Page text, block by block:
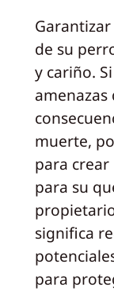
de su
y cariño.
muerte,
para
para su
significa
para